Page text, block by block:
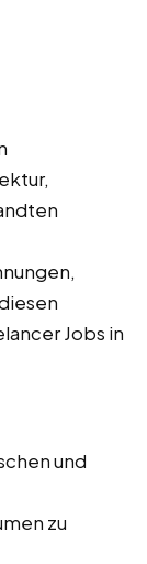
Jobs in
und
zu